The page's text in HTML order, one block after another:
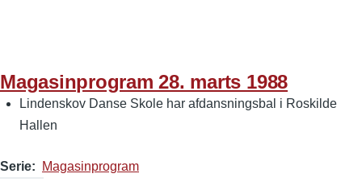
Magasinprogram 28. marts 1988
Lindenskov Danse Skole har afdansningsbal i Roskilde
Hallen
Serie Magasinprogram